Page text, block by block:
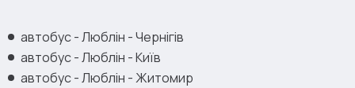
автобус - Люблін - Чернігів
автобус - Люблін - Київ
автобус - Люблін - Житомир